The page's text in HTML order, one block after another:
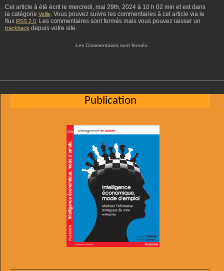
Cet article à été écrit le mercredi, mai 29th, 2024 à 10 h 02 min et est dans
la catégorie Veille. Vous pouvez suivre les commentaires à cet article via le
flux RSS 2.0. Les commentaires sont fermés mais vous pouvez laisser un
trackback depuis votre site.
Les Commentaires sont fermés.
Publication